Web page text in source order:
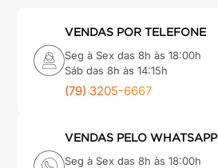
VENDAS POR TELEFONE
Seg à Sex das 8h às 18:00h
Sáb das 8h às 14:15h
(79) 3205-6667
VENDAS PELO WHATSAPP
Seg à Sex das 8h às 18:00h